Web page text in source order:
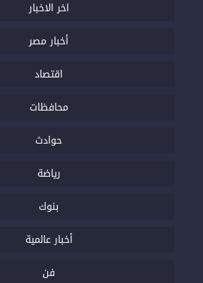
اخر الاخبار
أخبار مصر
اقتصاد
محافظات
حوادث
رياضة
بنوك
أخبار عالمية
فن